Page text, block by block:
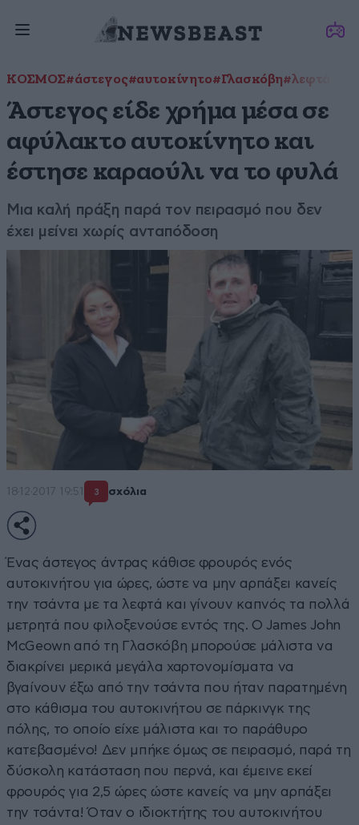
ΚΟΣΜΟΣ#άστεγος#αυτοκίνητο#Γλασκόβη#λεφτά
Άστεγος είδε χρήμα μέσα σε
αφύλακτο αυτοκίνητο και
έστησε καραούλι να το φυλά
Μια καλή πράξη παρά τον πειρασμό που δεν
έχει μείνει χωρίς ανταπόδοση
18·12·2017 19:51 3 σχόλια
Ένας άστεγος άντρας κάθισε φρουρός ενός
αυτοκινήτου για ώρες, ώστε να μην αρπάξει κανείς
την τσάντα με τα λεφτά και γίνουν καπνός τα πολλά
μετρητά που φιλοξενούσε εντός της. Ο James John
McGeown από τη Γλασκόβη μπορούσε μάλιστα να
διακρίνει μερικά μεγάλα χαρτονομίσματα να
βγαίνουν έξω από την τσάντα που ήταν παρατημένη
στο κάθισμα του αυτοκινήτου σε πάρκινγκ της
πόλης, το οποίο είχε μάλιστα και το παράθυρο
κατεβασμένο! Δεν μπήκε όμως σε πειρασμό, παρά τη
δύσκολη κατάσταση που περνά, και έμεινε εκεί
φρουρός για 2,5 ώρες ώστε κανείς να μην αρπάξει
την τσάντα! Όταν ο ιδιοκτήτης του αυτοκινήτου